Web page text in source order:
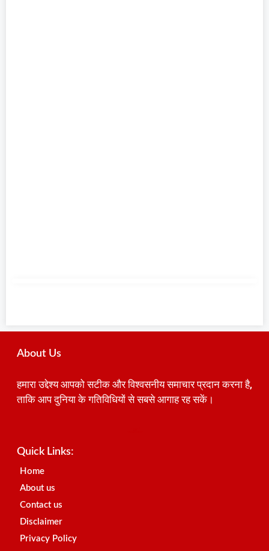
About Us
हमारा उद्देश्य आपको सटीक और विश्वसनीय समाचार प्रदान करना है,
ताकि आप दुनिया के गतिविधियों से सबसे आगाह रह सकें।
Quick Links:
Home
About us
Contact us
Disclaimer
Privacy Policy